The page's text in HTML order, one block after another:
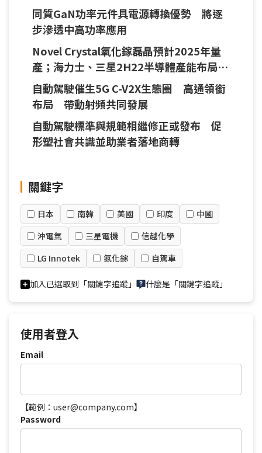
同質GaN功率元件具電源轉換優勢 將逐
步滲透中高功率應用
Novel Crystal氧化鎵磊晶預計2025年量
產；海力士、三星2H22半導體產能布局擬
轉保守；自動駕駛需求增 速騰聚創光達
訂單10倍成長
自動駕駛催生5G C-V2X生態圈 高通領銜
布局 帶動射頻共同發展
自動駕駛標準與規範相繼修正或發布 促
形塑社會共識並助業者落地商轉
關鍵字
日本 南韓 美國 印度
中國
沖電氣
三星電機
信越化學
LG Innotek
氮化鎵 自駕車
加入已選取到「關鍵字追蹤」 什麼是「關鍵字追蹤」
使用者登入
Email
【範例：user@company.com】
Password